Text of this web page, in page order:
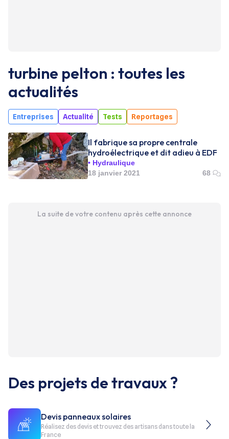
turbine pelton : toutes les
actualités
Entreprises Actualité Tests Reportages
Il fabrique sa propre centrale
hydroélectrique et dit adieu à EDF
Hydraulique
18 janvier 2021
68
La suite de votre contenu après cette annonce
Des projets de travaux ?
Devis panneaux solaires
Réalisez des devis et trouvez des artisans dans toute la
France